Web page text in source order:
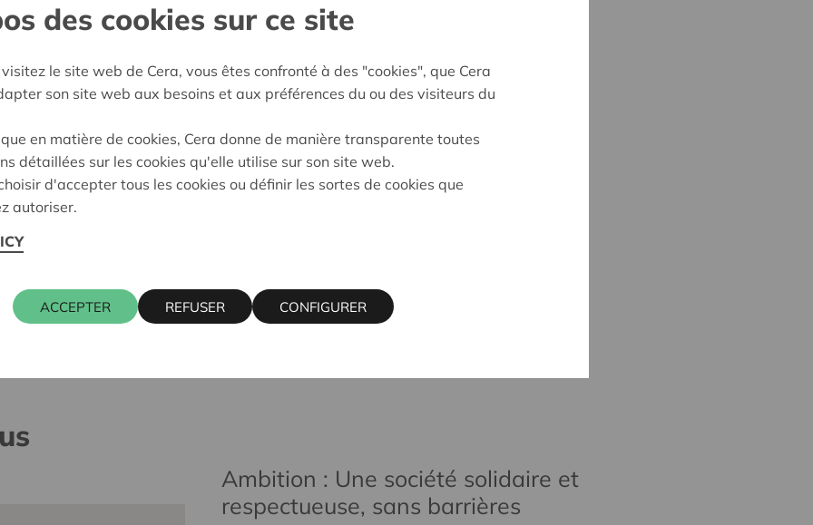
Approuvé
Ambition : Une société solidaire et
respectueuse, sans barrières
des cookies sur ce site
le site web de Cera, vous êtes confronté à des "cookies", que Cera
son site web aux besoins et aux préférences du ou des visiteurs du
en matière de cookies, Cera donne de manière transparente toutes
détaillées sur les cookies qu'elle utilise sur son site web.
d'accepter tous les cookies ou définir les sortes de cookies que
autoriser.
ACCEPTER REFUSER CONFIGURER